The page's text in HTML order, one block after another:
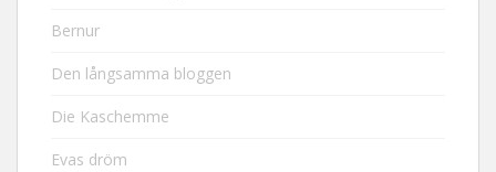
Bernur
Den långsamma bloggen
Die Kaschemme
Evas dröm